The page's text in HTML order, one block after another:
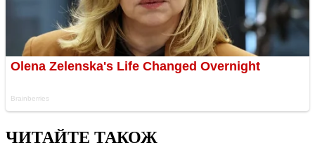
ЧИТАЙТЕ ТАКОЖ